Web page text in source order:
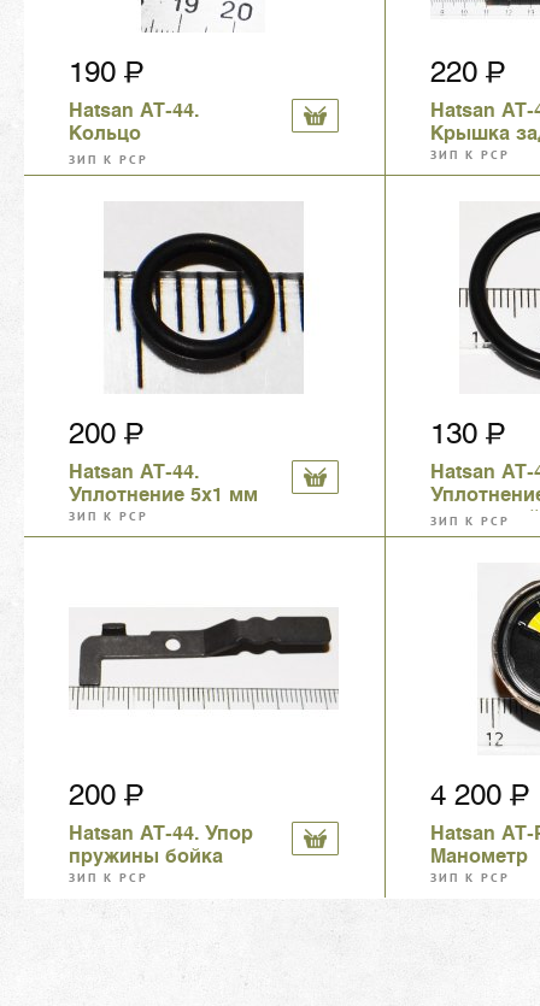
190
Hatsan AT-44.
Кольцо
уплотнительное
ствола, 8х1,5 мм
ЗИП К PCP
220
Hatsan AT-
Крышка
ЗИП К PCP
200
Hatsan AT-44.
Уплотнение 5х1 мм
ЗИП К PCP
130
Hatsan AT-
27х2 мм
ЗИП К PCP
200
Hatsan AT-44. Упор
пружины бойка
ЗИП К PCP
4 200
Hatsan AT-
Манометр
ЗИП К PCP